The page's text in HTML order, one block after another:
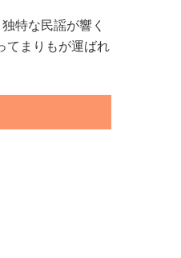
特な民謡が響く
てまりもが運ばれ